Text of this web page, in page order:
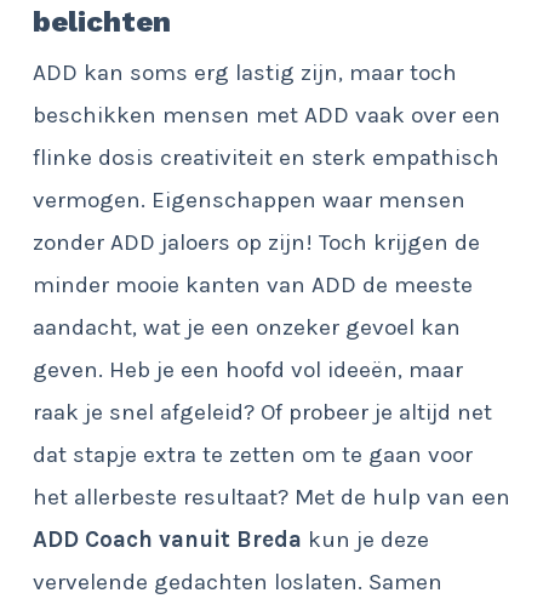
belichten
ADD kan soms erg lastig zijn, maar toch
beschikken mensen met ADD vaak over een
flinke dosis creativiteit en sterk empathisch
vermogen. Eigenschappen waar mensen
zonder ADD jaloers op zijn! Toch krijgen de
minder mooie kanten van ADD de meeste
aandacht, wat je een onzeker gevoel kan
geven. Heb je een hoofd vol ideeën, maar
raak je snel afgeleid? Of probeer je altijd net
dat stapje extra te zetten om te gaan voor
het allerbeste resultaat? Met de hulp van een
ADD Coach vanuit Breda kun je deze
vervelende gedachten loslaten. Samen